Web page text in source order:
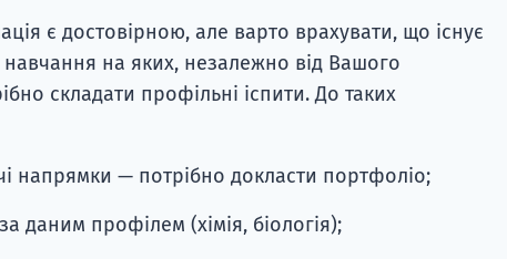
є достовірною, але варто врахувати, що існує
навчання на яких, незалежно від Вашого
складати профільні іспити. До таких
напрямки — потрібно докласти портфоліо;
даним профілем (хімія, біологія);